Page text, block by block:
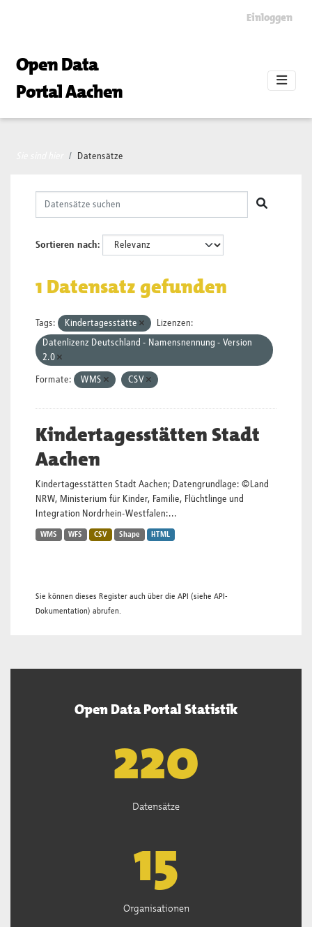
Einloggen
Open Data
Portal Aachen
Datensätze
Sortieren nach
1 Datensatz gefunden
Tags: Kindertagesstätte
Lizenzen:
Datenlizenz Deutschland - Namensnennung - Version
2.0
Formate: WMS CSV
Kindertagesstätten Stadt
Aachen
Kindertagesstätten Stadt Aachen; Datengrundlage: ©Land
NRW, Ministerium für Kinder, Familie, Flüchtlinge und
Integration Nordrhein-Westfalen:...
WMS WFS CSV Shape HTML
Sie können dieses Register auch über die API (siehe API-
Dokumentation) abrufen.
Open Data Portal Statistik
221
Datensätze
15
Organisationen